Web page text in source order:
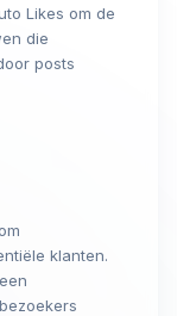
Likes om de
die
posts
klanten.